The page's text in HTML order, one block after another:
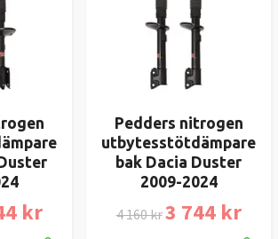
kr
Pedders nitrogen
utbytesstötdämpare
bak Dacia Duster
2009-2024
4 160 kr3 744 kr